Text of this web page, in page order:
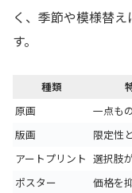
く、季節や模様替
す。
種類
原画
一点も
版画
限定性
アートプリント 選択肢
ポスター
価格を